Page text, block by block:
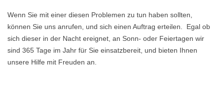
Wenn Sie mit einer diesen Problemen zu tun haben sollten,
können Sie uns anrufen, und sich einen Auftrag erteilen. Egal ob
sich dieser in der Nacht ereignet, an Sonn- oder Feiertagen wir
sind 365 Tage im Jahr für Sie einsatzbereit, und bieten Ihnen
unsere Hilfe mit Freuden an.